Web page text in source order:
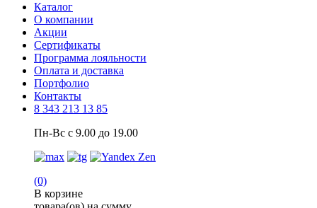
Каталог
О компании
Акции
Сертификаты
Программа лояльности
Оплата и доставка
Портфолио
Контакты
8 343 213 13 85
Пн-Вс с 9.00 до 19.00
(0)
В корзине